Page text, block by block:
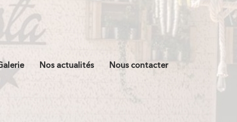
Nos actualités Nous contacter